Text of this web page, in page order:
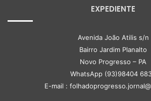
EXPEDIENTE
Avenida João Atilis s/n
Bairro Jardim Planalto
Novo Progresso – PA
WhatsApp (93)98404
E-mail :